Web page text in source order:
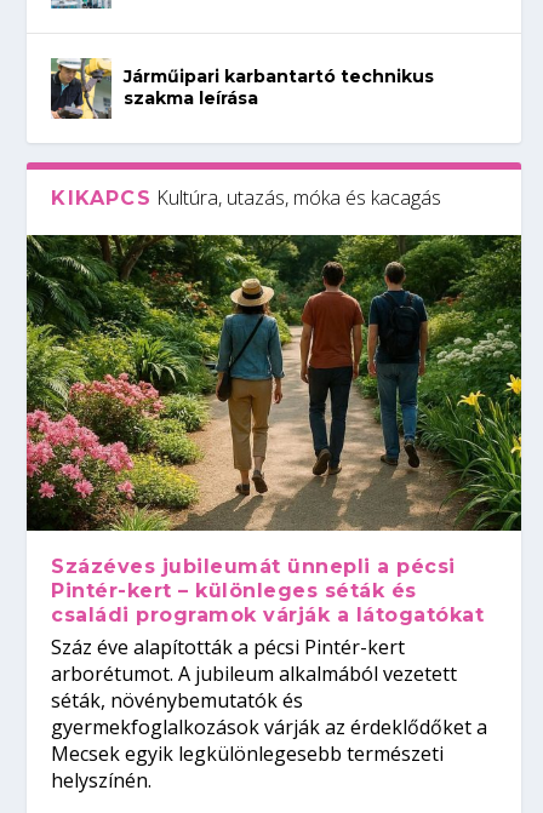
Járműipari karbantartó technikus
szakma leírása
KIKAPCS Kultúra, utazás, móka és kacagás
Százéves jubileumát ünnepli a pécsi
Pintér-kert – különleges séták és
családi programok várják a látogatókat
Száz éve alapították a pécsi Pintér-kert
arborétumot. A jubileum alkalmából vezetett
séták, növénybemutatók és
gyermekfoglalkozások várják az érdeklődőket a
Mecsek egyik legkülönlegesebb természeti
helyszínén.